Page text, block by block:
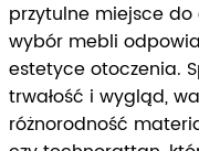
przytulne miejsce
wybór mebli
estetyce otoczenia.
trwałość i wygląd,
różnorodność